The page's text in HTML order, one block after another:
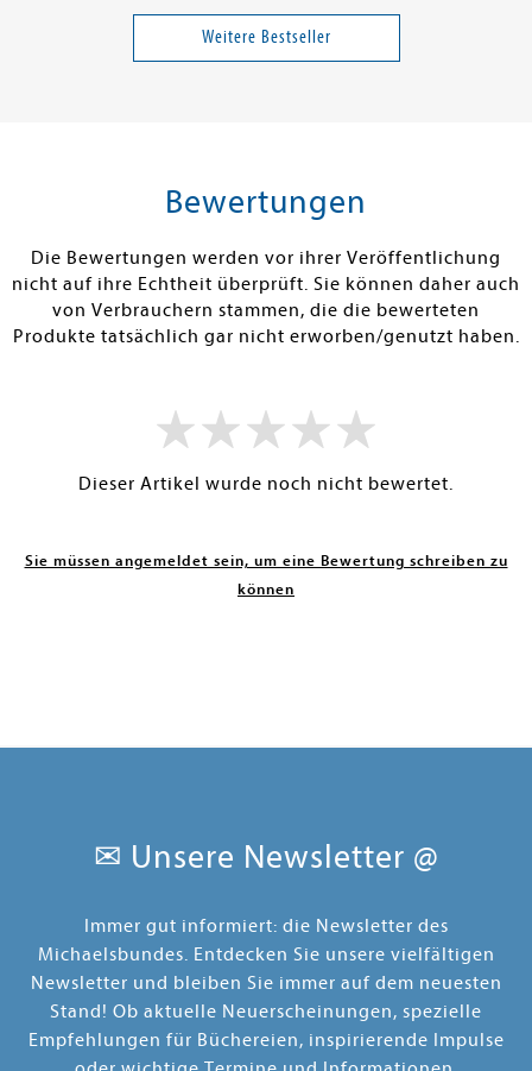
Bakterien - die heimlichen
Helden
Warenkorb
Weitere Bestseller
Bewertungen
Die Bewertungen werden vor ihrer Veröffentlichung
nicht auf ihre Echtheit überprüft. Sie können daher auch
von Verbrauchern stammen, die die bewerteten
Produkte tatsächlich gar nicht erworben/genutzt haben.
Dieser Artikel wurde noch nicht bewertet.
Sie müssen angemeldet sein, um eine Bewertung schreiben zu
können
✉ Unsere Newsletter @
Immer gut informiert: die Newsletter des
Michaelsbundes. Entdecken Sie unsere vielfältigen
Newsletter und bleiben Sie immer auf dem neuesten
Stand! Ob aktuelle Neuerscheinungen, spezielle
Empfehlungen für Büchereien, inspirierende Impulse